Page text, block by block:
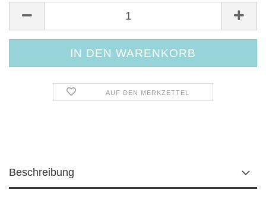
AUF DEN MERKZETTEL
Beschreibung